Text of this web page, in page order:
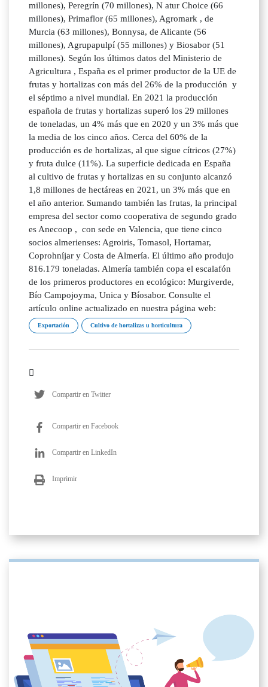
millones), Peregrín (70 millones), N atur Choice (66
millones), Primaflor (65 millones), Agromark , de
Murcia (63 millones), Bonnysa, de Alicante (56
millones), Agrupapulpí (55 millones) y Biosabor (51
millones). Según los últimos datos del Ministerio de
Agricultura , España es el primer productor de la UE de
frutas y hortalizas con más del 26% de la producción y
el séptimo a nivel mundial. En 2021 la producción
española de frutas y hortalizas superó los 29 millones
de toneladas, un 4% más que en 2020 y un 3% más que
la media de los cinco años. Cerca del 60% de la
producción es de hortalizas, al que sigue cítricos (27%)
y fruta dulce (11%). La superficie dedicada en España
al cultivo de frutas y hortalizas en su conjunto alcanzó
1,8 millones de hectáreas en 2021, un 3% más que en
el año anterior. Sumando también las frutas, la principal
empresa del sector como cooperativa de segundo grado
es Anecoop , con sede en Valencia, que tiene cinco
socios almerienses: Agroiris, Tomasol, Hortamar,
Coprohníjar y Costa de Almería. El último año produjo
816.179 toneladas. Almería también copa el escalafón
de los primeros productores en ecológico: Murgiverde,
Bío Campojoyma, Unica y Bíosabor. Consulte el
artículo online actualizado en nuestra página web:
Exportación Cultivo de hortalizas u horticultura
Compartir en Twitter
Compartir en Facebook
Compartir en LinkedIn
Imprimir